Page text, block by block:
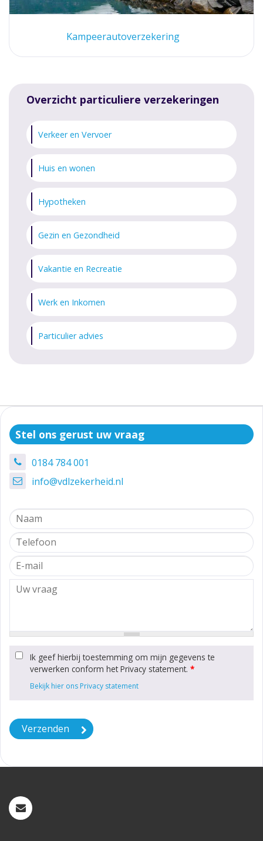
Kampeerautoverzekering
Overzicht particuliere verzekeringen
Verkeer en Vervoer
Huis en wonen
Hypotheken
Gezin en Gezondheid
Vakantie en Recreatie
Werk en Inkomen
Particulier advies
Stel ons gerust uw vraag
0184 784 001
info@vdlzekerheid.nl
Ik geef hierbij toestemming om mijn gegevens te
verwerken conform het Privacy statement. *
Bekijk hier ons Privacy statement